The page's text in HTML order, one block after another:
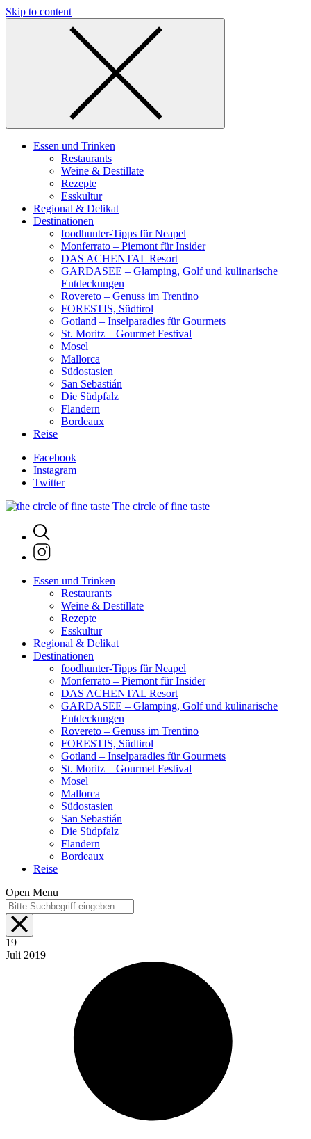
Skip to content
Essen und Trinken
Restaurants
Weine & Destillate
Rezepte
Esskultur
Regional & Delikat
Destinationen
foodhunter-Tipps für Neapel
Monferrato – Piemont für Insider
DAS ACHENTAL Resort
GARDASEE – Glamping, Golf und kulinarische
Entdeckungen
Rovereto – Genuss im Trentino
FORESTIS, Südtirol
Gotland – Inselparadies für Gourmets
St. Moritz – Gourmet Festival
Mosel
Mallorca
Südostasien
San Sebastián
Die Südpfalz
Flandern
Bordeaux
Reise
Facebook
Instagram
Twitter
The circle of fine taste
Essen und Trinken
Restaurants
Weine & Destillate
Rezepte
Esskultur
Regional & Delikat
Destinationen
foodhunter-Tipps für Neapel
Monferrato – Piemont für Insider
DAS ACHENTAL Resort
GARDASEE – Glamping, Golf und kulinarische
Entdeckungen
Rovereto – Genuss im Trentino
FORESTIS, Südtirol
Gotland – Inselparadies für Gourmets
St. Moritz – Gourmet Festival
Mosel
Mallorca
Südostasien
San Sebastián
Die Südpfalz
Flandern
Bordeaux
Reise
Open Menu
19
Juli 2019